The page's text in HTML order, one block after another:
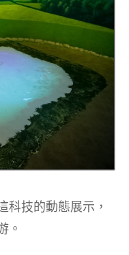
科技的動態展示，
。